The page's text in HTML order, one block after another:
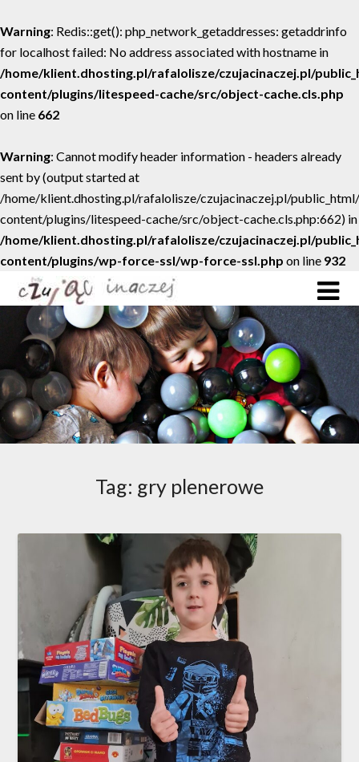
Warning: Redis::get(): php_network_getaddresses: getaddrinfo
for localhost failed: No address associated with hostname in
/home/klient.dhosting.pl/rafalolisze/czujacinaczej.pl/
content/plugins/litespeed-cache/src/object-cache.cls.php
on line 662
Warning: Cannot modify header information - headers already
sent by (output started at
/home/klient.dhosting.pl/rafalolisze/czujacinaczej.pl/
content/plugins/litespeed-cache/src/object-cache.cls.php:662) in
/home/klient.dhosting.pl/rafalolisze/czujacinaczej.pl/
content/plugins/wp-force-ssl/wp-force-ssl.php on line 932
Tag: gry plenerowe